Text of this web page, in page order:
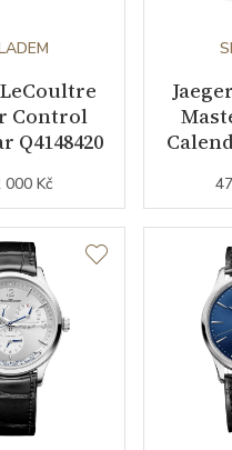
strojku 218
ručka
Control
Q4148420
000 Kč